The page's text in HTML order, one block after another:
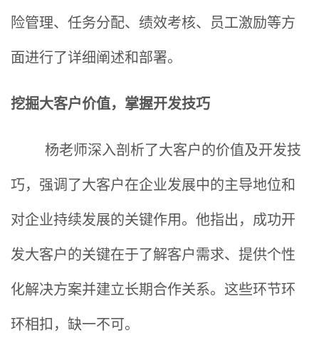
险管理、任务分配、绩效考核、员工激励等方
面进行了详细阐述和部署。
挖掘大客户价值，掌握开发技巧
杨老师深入剖析了大客户的价值及开发技
巧，强调了大客户在企业发展中的主导地位和
对企业持续发展的关键作用。他指出，成功开
发大客户的关键在于了解客户需求、提供个性
化解决方案并建立长期合作关系。这些环节环
环相扣，缺一不可。